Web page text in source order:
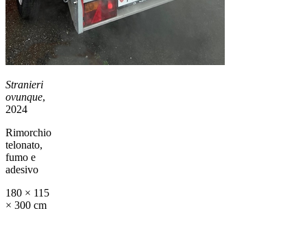
Stranieri
ovunque,
2024
Rimorchio
telonato,
fumo e
adesivo
180 × 115
× 300 cm